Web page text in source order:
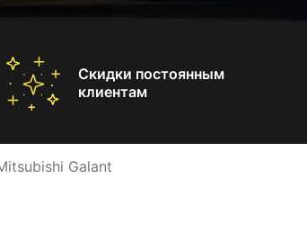
Скидки постоянным
клиентам
Galant